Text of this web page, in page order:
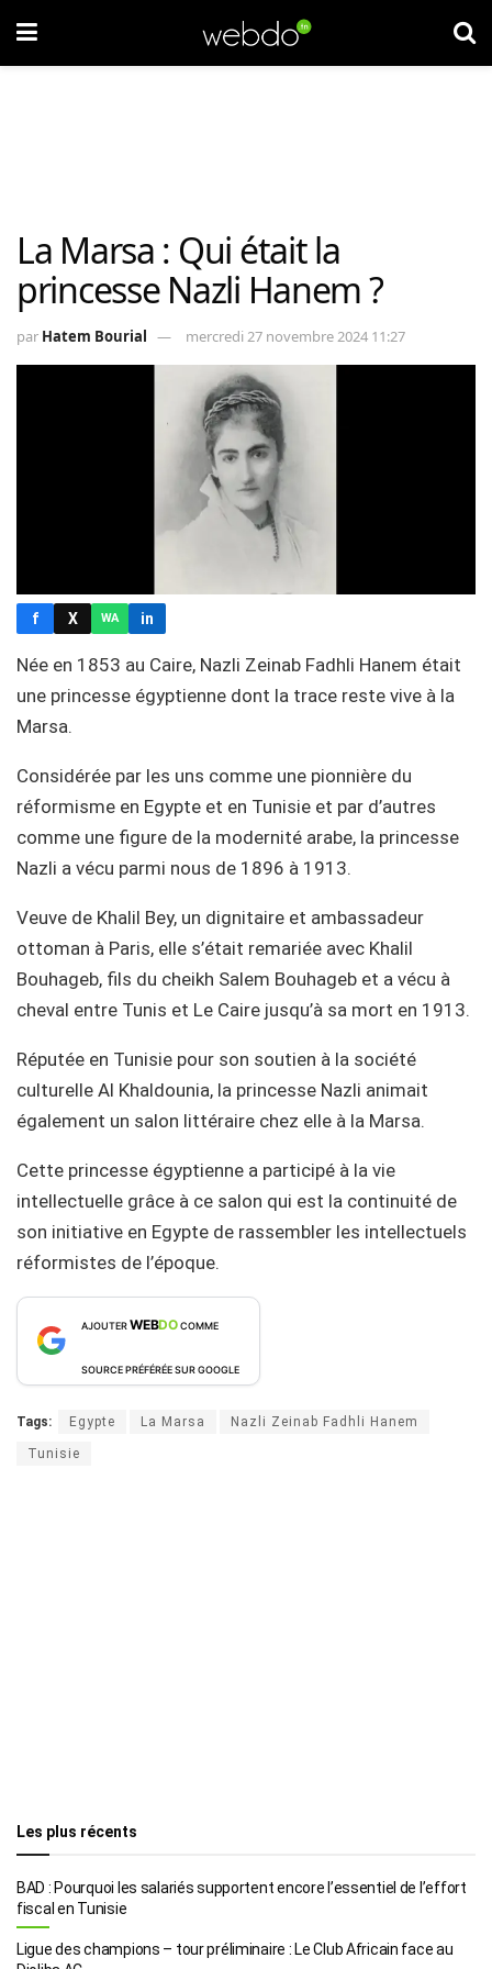
La Marsa : Qui était la
princesse Nazli Hanem ?
par Hatem Bourial mercredi 27 novembre 2024 11:27
f X WA in
Née en 1853 au Caire, Nazli Zeinab Fadhli Hanem était
une princesse égyptienne dont la trace reste vive à la
Marsa.
Considérée par les uns comme une pionnière du
réformisme en Egypte et en Tunisie et par d’autres
comme une figure de la modernité arabe, la princesse
Nazli a vécu parmi nous de 1896 à 1913.
Veuve de Khalil Bey, un dignitaire et ambassadeur
ottoman à Paris, elle s’était remariée avec Khalil
Bouhageb, fils du cheikh Salem Bouhageb et a vécu à
cheval entre Tunis et Le Caire jusqu’à sa mort en 1913.
Réputée en Tunisie pour son soutien à la société
culturelle Al Khaldounia, la princesse Nazli animait
également un salon littéraire chez elle à la Marsa.
Cette princesse égyptienne a participé à la vie
intellectuelle grâce à ce salon qui est la continuité de
son initiative en Egypte de rassembler les intellectuels
réformistes de l’époque.
AJOUTERWEBDOCOMME
SOURCE PRÉFÉRÉE SUR GOOGLE
Tags: Egypte La Marsa Nazli Zeinab Fadhli Hanem
Tunisie
Les plus récents
BAD : Pourquoi les salariés supportent encore l’essentiel de l’effort
fiscal en Tunisie
Ligue des champions – tour préliminaire : Le Club Africain face au